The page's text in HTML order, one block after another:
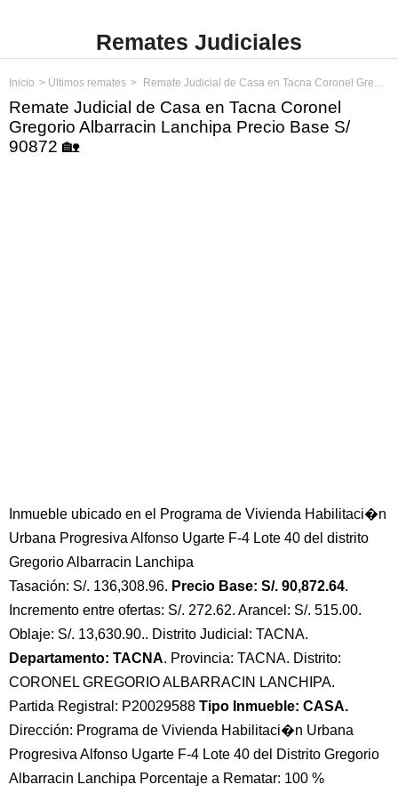
Remates Judiciales
Inicio Últimos remates Remate Judicial de Casa en Tacna Coronel Gregorio Albarracin Lanchipa Precio Base S/ 90872
Remate Judicial de Casa en Tacna Coronel
Gregorio Albarracin Lanchipa Precio Base S/
90872 🏡
Inmueble ubicado en el Programa de Vivienda Habilitaci�n
Urbana Progresiva Alfonso Ugarte F-4 Lote 40 del distrito
Gregorio Albarracin Lanchipa
Tasación: S/. 136,308.96. Precio Base: S/. 90,872.64.
Incremento entre ofertas: S/. 272.62. Arancel: S/. 515.00.
Oblaje: S/. 13,630.90.. Distrito Judicial: TACNA.
Departamento: TACNA. Provincia: TACNA. Distrito:
CORONEL GREGORIO ALBARRACIN LANCHIPA.
Partida Registral: P20029588 Tipo Inmueble: CASA.
Dirección: Programa de Vivienda Habilitaci�n Urbana
Progresiva Alfonso Ugarte F-4 Lote 40 del Distrito Gregorio
Albarracin Lanchipa Porcentaje a Rematar: 100 %